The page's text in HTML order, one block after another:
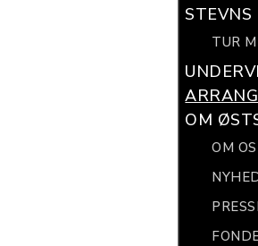
TUR
OM
OM OS